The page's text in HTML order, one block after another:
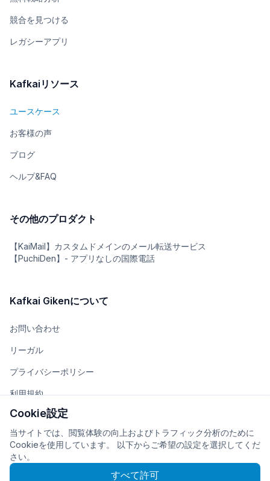
競合を見つける
レガシーアプリ
Kafkaiリソース
ユースケース
お客様の声
ブログ
ヘルプ&FAQ
その他のプロダクト
【KaiMail】カスタムドメインのメール転送サービス
【PuchiDen】- アプリなしの国際電話
Kafkai Gikenについて
お問い合わせ
リーガル
プライバシーポリシー
利用規約
チーム
会社概要
Cookie設定
当サイトでは、閲覧体験の向上およびトラフィック分析のために
Cookieを使用しています。 以下からご希望の設定を選択してくだ
さい。
すべて許可